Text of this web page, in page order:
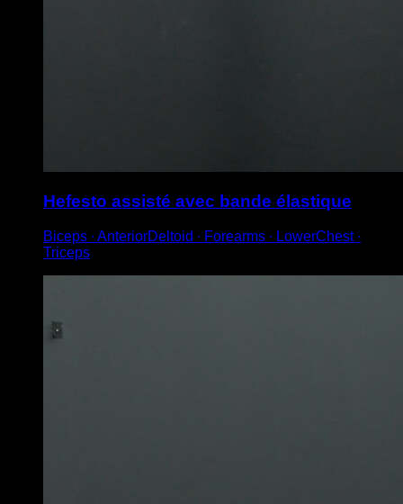
Hefesto assisté avec bande élastique
Biceps ∙ AnteriorDeltoid ∙ Forearms ∙ LowerChest ∙
Triceps